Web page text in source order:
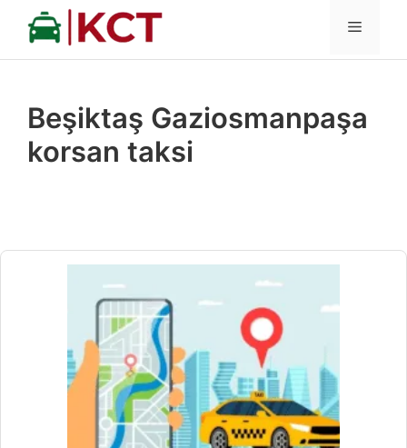
İçeriğe
MENÜ
Beşiktaş Gaziosmanpaşa
korsan taksi